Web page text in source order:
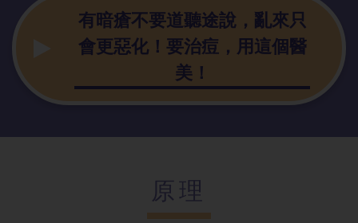
有暗瘡不要道聽途說，亂來只
會更惡化！要治痘，用這個醫
美！
原理